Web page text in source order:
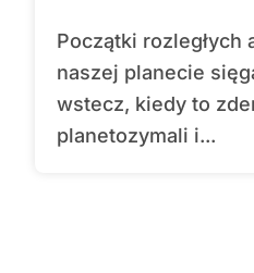
Początki rozległych akwenów na
naszej planecie
wstecz, kiedy to
planetozymali i...